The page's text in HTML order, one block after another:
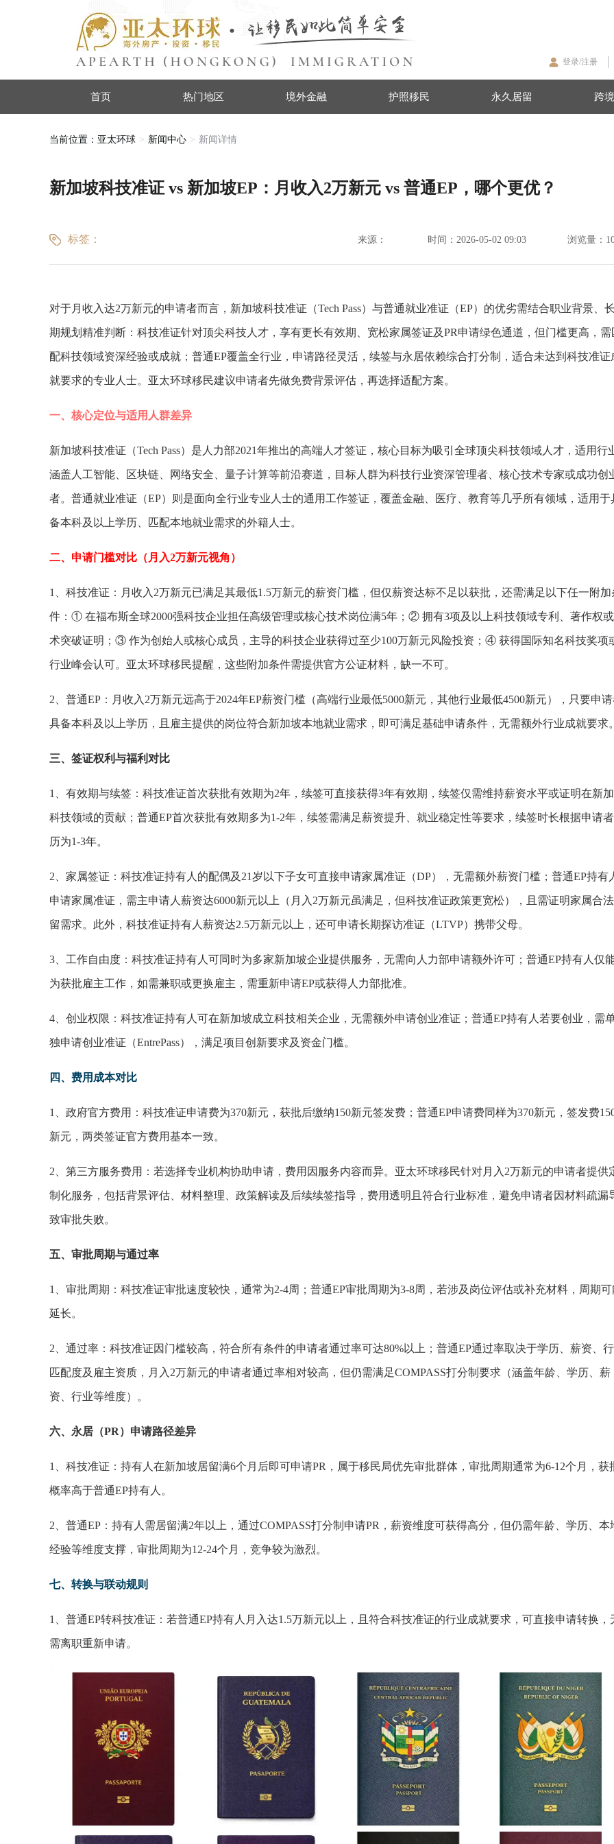
登录/注册
首页 热门地区 境外金融 护照移民 永久居留 跨
当前位置： 亚太环球 新闻中心 新闻详情
新加坡科技准证 vs 新加坡EP：月收入2万新元 vs 普通EP，哪个更优？
标签： 来源： 时间： 2026-05-02 09:03 浏览量：
对于月收入达2万新元的申请者而言，新加坡科技准证（Tech Pass）与普通就业准证（EP）的优劣需结合职业背景、长
期规划精准判断：科技准证针对顶尖科技人才，享有更长有效期、宽松家属签证及PR申请绿色通道，但门槛更高，需
配科技领域资深经验或成就；普通EP覆盖全行业，申请路径灵活，续签与永居依赖综合打分制，适合未达到科技准证
就要求的专业人士。亚太环球移民建议申请者先做免费背景评估，再选择适配方案。
一、核心定位与适用人群差异
新加坡科技准证（Tech Pass）是人力部2021年推出的高端人才签证，核心目标为吸引全球顶尖科技领域人才，适用行
涵盖人工智能、区块链、网络安全、量子计算等前沿赛道，目标人群为科技行业资深管理者、核心技术专家或成功创
者。普通就业准证（EP）则是面向全行业专业人士的通用工作签证，覆盖金融、医疗、教育等几乎所有领域，适用于
备本科及以上学历、匹配本地就业需求的外籍人士。
二、申请门槛对比（月入2万新元视角）
1、科技准证：月收入2万新元已满足其最低1.5万新元的薪资门槛，但仅薪资达标不足以获批，还需满足以下任一附加
件：① 在福布斯全球2000强科技企业担任高级管理或核心技术岗位满5年；② 拥有3项及以上科技领域专利、著作权
术突破证明；③ 作为创始人或核心成员，主导的科技企业获得过至少100万新元风险投资；④ 获得国际知名科技奖项
行业峰会认可。亚太环球移民提醒，这些附加条件需提供官方公证材料，缺一不可。
2、普通EP：月收入2万新元远高于2024年EP薪资门槛（高端行业最低5000新元，其他行业最低4500新元），只要申
具备本科及以上学历，且雇主提供的岗位符合新加坡本地就业需求，即可满足基础申请条件，无需额外行业成就要求。
三、签证权利与福利对比
1、有效期与续签：科技准证首次获批有效期为2年，续签可直接获得3年有效期，续签仅需维持薪资水平或证明在新
科技领域的贡献；普通EP首次获批有效期多为1-2年，续签需满足薪资提升、就业稳定性等要求，续签时长根据申请
历为1-3年。
2、家属签证：科技准证持有人的配偶及21岁以下子女可直接申请家属准证（DP），无需额外薪资门槛；普通EP持有
申请家属准证，需主申请人薪资达6000新元以上（月入2万新元虽满足，但科技准证政策更宽松），且需证明家属合
留需求。此外，科技准证持有人薪资达2.5万新元以上，还可申请长期探访准证（LTVP）携带父母。
3、工作自由度：科技准证持有人可同时为多家新加坡企业提供服务，无需向人力部申请额外许可；普通EP持有人仅
为获批雇主工作，如需兼职或更换雇主，需重新申请EP或获得人力部批准。
4、创业权限：科技准证持有人可在新加坡成立科技相关企业，无需额外申请创业准证；普通EP持有人若要创业，需
独申请创业准证（EntrePass），满足项目创新要求及资金门槛。
四、费用成本对比
1、政府官方费用：科技准证申请费为370新元，获批后缴纳150新元签发费；普通EP申请费同样为370新元，签发费
新元，两类签证官方费用基本一致。
2、第三方服务费用：若选择专业机构协助申请，费用因服务内容而异。亚太环球移民针对月入2万新元的申请者提供
制化服务，包括背景评估、材料整理、政策解读及后续续签指导，费用透明且符合行业标准，避免申请者因材料疏漏
致审批失败。
五、审批周期与通过率
1、审批周期：科技准证审批速度较快，通常为2-4周；普通EP审批周期为3-8周，若涉及岗位评估或补充材料，周期可
延长。
2、通过率：科技准证因门槛较高，符合所有条件的申请者通过率可达80%以上；普通EP通过率取决于学历、薪资、
匹配度及雇主资质，月入2万新元的申请者通过率相对较高，但仍需满足COMPASS打分制要求（涵盖年龄、学历、薪
资、行业等维度）。
六、永居（PR）申请路径差异
1、科技准证：持有人在新加坡居留满6个月后即可申请PR，属于移民局优先审批群体，审批周期通常为6-12个月，获
概率高于普通EP持有人。
2、普通EP：持有人需居留满2年以上，通过COMPASS打分制申请PR，薪资维度可获得高分，但仍需年龄、学历、本
经验等维度支撑，审批周期为12-24个月，竞争较为激烈。
七、转换与联动规则
1、普通EP转科技准证：若普通EP持有人月入达1.5万新元以上，且符合科技准证的行业成就要求，可直接申请转换，
需离职重新申请。